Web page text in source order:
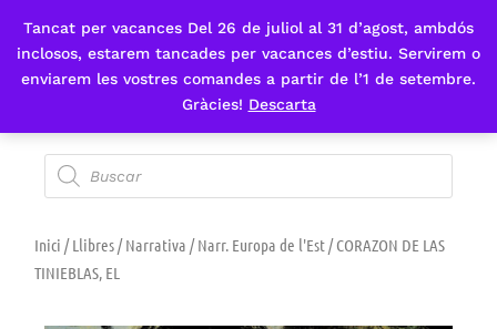
Tancat per vacances Del 26 de juliol al 31 d’agost, ambdós
inclosos, estarem tancades per vacances d’estiu. Servirem o
enviarem les vostres comandes a partir de l’1 de setembre.
Gràcies! Descarta
Fes-te'n sòcia
Inici /Llibres/Narrativa /Narr. Europa de l'Est/ CORAZON DE LAS
TINIEBLAS, EL